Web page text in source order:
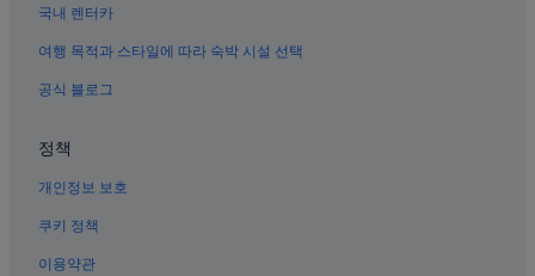
혼고초 호텔
오쿠노시마 섬 호텔
다케하라 요시나 역 근처 호텔
히가시히로시마 사이조 역의 게스트하우스
국내 렌터카
여행 목적과 스타일에 따라 숙박 시설 선택
공식 블로그
정책
개인정보 보호
쿠키 정책
이용약관